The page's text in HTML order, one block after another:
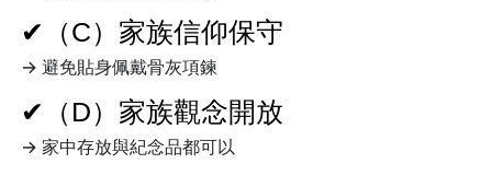
✔（C）家族信仰保守
→ 避免貼身佩戴骨灰項鍊
✔（D）家族觀念開放
→ 家中存放與紀念品都可以